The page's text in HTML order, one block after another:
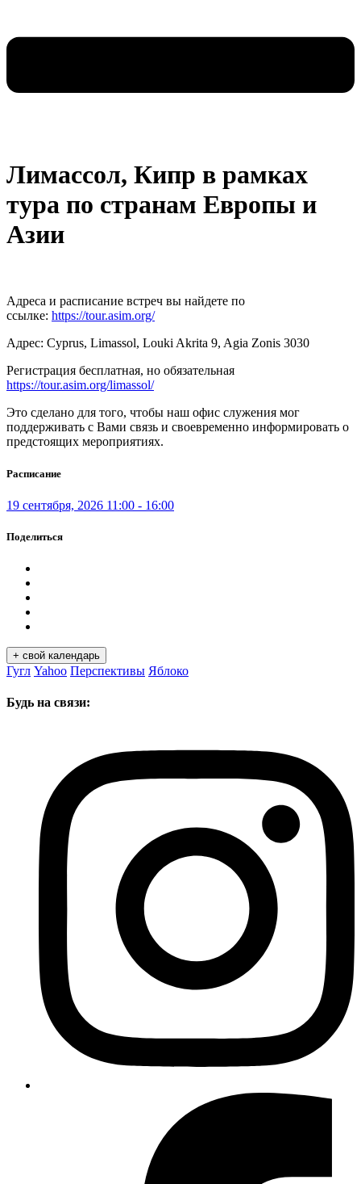
Лимассол, Кипр в рамках
тура по странам Европы и
Азии
Адреса и расписание встреч вы найдете по
ссылке: https://tour.asim.org/
Адрес: Cyprus, Limassol, Louki Akrita 9, Agia Zonis 3030
Регистрация бесплатная, но обязательная
https://tour.asim.org/limassol/
Это сделано для того, чтобы наш офис служения мог
поддерживать с Вами связь и своевременно информировать о
предстоящих мероприятиях.
Расписание
19 сентября, 2026 11:00 - 16:00
Поделиться
+ свoй календарь
Гугл Yahoo Перспективы Яблоко
Будь на связи: